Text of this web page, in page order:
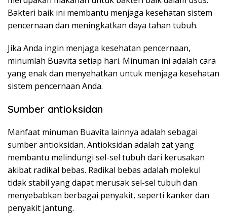
Bakteri baik ini membantu menjaga kesehatan sistem
pencernaan dan meningkatkan daya tahan tubuh.
Jika Anda ingin menjaga kesehatan pencernaan,
minumlah Buavita setiap hari. Minuman ini adalah cara
yang enak dan menyehatkan untuk menjaga kesehatan
sistem pencernaan Anda.
Sumber antioksidan
Manfaat minuman Buavita lainnya adalah sebagai
sumber antioksidan. Antioksidan adalah zat yang
membantu melindungi sel-sel tubuh dari kerusakan
akibat radikal bebas. Radikal bebas adalah molekul
tidak stabil yang dapat merusak sel-sel tubuh dan
menyebabkan berbagai penyakit, seperti kanker dan
penyakit jantung.